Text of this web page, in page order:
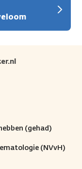
(gehad)
(NVvH)